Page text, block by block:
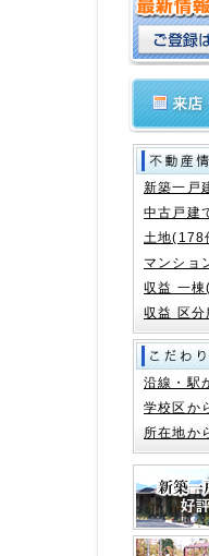
新築一戸
中古戸建
土地(178
マンショ
収益 一
収益 区
沿線・駅
学校区か
所在地か